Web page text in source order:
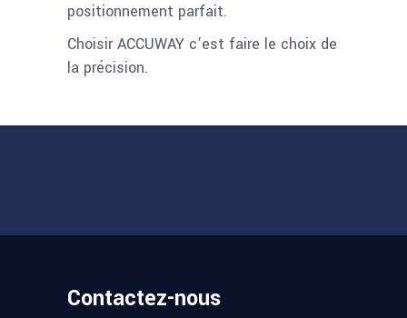
positionnement parfait.
Choisir ACCUWAY c’est faire le choix de
la précision.
Contactez-nous